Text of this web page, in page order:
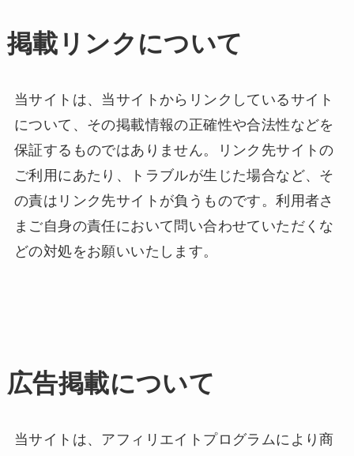
掲載リンクについて
当サイトは、当サイトからリンクしているサイト
について、その掲載情報の正確性や合法性などを
保証するものではありません。リンク先サイトの
ご利用にあたり、トラブルが生じた場合など、そ
の責はリンク先サイトが負うものです。利用者さ
まご自身の責任において問い合わせていただくな
どの対処をお願いいたします。
広告掲載について
当サイトは、アフィリエイトプログラムにより商